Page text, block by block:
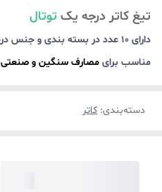
تیغ کاتر درجه یک توتال
دارای 10 عدد در بسته بندی و جنس درجه یک
مناسب برای مصارف سنگین و صنعتی
دسته‌بندی: کاتر